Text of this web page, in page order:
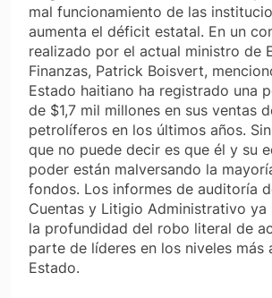
mal funcionamiento de las
aumenta el déficit estatal. En un
realizado por el actual ministro de
Finanzas, Patrick Boisvert,
Estado haitiano ha registrado una
de $1,7 mil millones en sus ventas
petrolíferos en los últimos años.
que no puede decir es que él y su
poder están malversando la
fondos. Los informes de auditoría
Cuentas y Litigio Administrativo ya
la profundidad del robo literal de
parte de líderes en los niveles más
Estado.